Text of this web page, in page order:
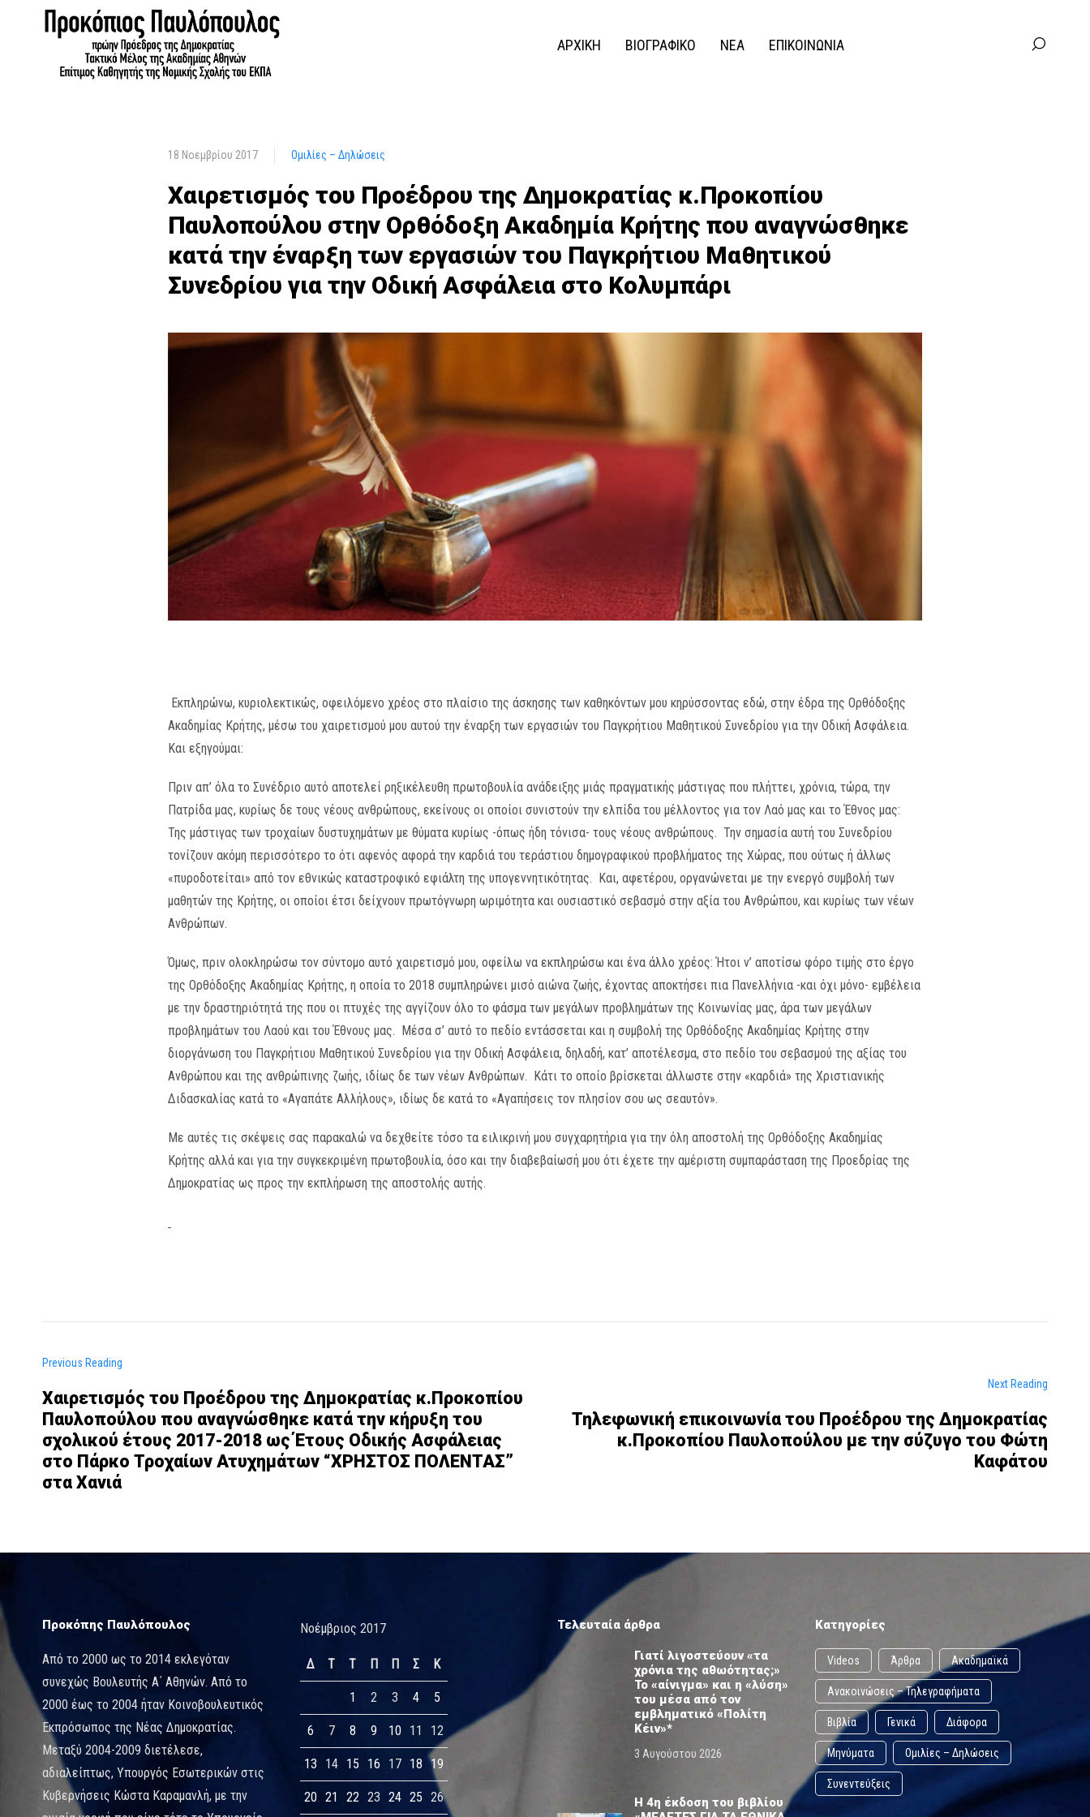
ΑΡΧΙΚΗ ΒΙΟΓΡΑΦΙΚΟ ΝΕΑ ΕΠΙΚΟΙΝΩΝΙΑ
18 Νοεμβρίου 2017 Ομιλίες – Δηλώσεις
Χαιρετισμός του Προέδρου της Δημοκρατίας κ.Προκοπίου
Παυλοπούλου στην Ορθόδοξη Ακαδημία Κρήτης που αναγνώσθηκε
κατά την έναρξη των εργασιών του Παγκρήτιου Μαθητικού
Συνεδρίου για την Οδική Ασφάλεια στο Κολυμπάρι
Εκπληρώνω, κυριολεκτικώς, οφειλόμενο χρέος στο πλαίσιο της άσκησης των καθηκόντων μου κηρύσσοντας εδώ, στην έδρα της Ορθόδοξης
Ακαδημίας Κρήτης, μέσω του χαιρετισμού μου αυτού την έναρξη των εργασιών του Παγκρήτιου Μαθητικού Συνεδρίου για την Οδική Ασφάλεια.
Και εξηγούμαι:
Πριν απ’ όλα το Συνέδριο αυτό αποτελεί ρηξικέλευθη πρωτοβουλία ανάδειξης μιάς πραγματικής μάστιγας που πλήττει, χρόνια, τώρα, την
Πατρίδα μας, κυρίως δε τους νέους ανθρώπους, εκείνους οι οποίοι συνιστούν την ελπίδα του μέλλοντος για τον Λαό μας και το Έθνος μας:
Της μάστιγας των τροχαίων δυστυχημάτων με θύματα κυρίως -όπως ήδη τόνισα- τους νέους ανθρώπους. Την σημασία αυτή του Συνεδρίου
τονίζουν ακόμη περισσότερο το ότι αφενός αφορά την καρδιά του τεράστιου δημογραφικού προβλήματος της Χώρας, που ούτως ή άλλως
«πυροδοτείται» από τον εθνικώς καταστροφικό εφιάλτη της υπογεννητικότητας. Και, αφετέρου, οργανώνεται με την ενεργό συμβολή των
μαθητών της Κρήτης, οι οποίοι έτσι δείχνουν πρωτόγνωρη ωριμότητα και ουσιαστικό σεβασμό στην αξία του Ανθρώπου, και κυρίως των νέων
Ανθρώπων.
Όμως, πριν ολοκληρώσω τον σύντομο αυτό χαιρετισμό μου, οφείλω να εκπληρώσω και ένα άλλο χρέος: Ήτοι ν’ αποτίσω φόρο τιμής στο έργο
της Ορθόδοξης Ακαδημίας Κρήτης, η οποία το 2018 συμπληρώνει μισό αιώνα ζωής, έχοντας αποκτήσει πια Πανελλήνια -και όχι μόνο- εμβέλεια
με την δραστηριότητά της που οι πτυχές της αγγίζουν όλο το φάσμα των μεγάλων προβλημάτων της Κοινωνίας μας, άρα των μεγάλων
προβλημάτων του Λαού και του Έθνους μας. Μέσα σ’ αυτό το πεδίο εντάσσεται και η συμβολή της Ορθόδοξης Ακαδημίας Κρήτης στην
διοργάνωση του Παγκρήτιου Μαθητικού Συνεδρίου για την Οδική Ασφάλεια, δηλαδή, κατ’ αποτέλεσμα, στο πεδίο του σεβασμού της αξίας του
Ανθρώπου και της ανθρώπινης ζωής, ιδίως δε των νέων Ανθρώπων. Κάτι το οποίο βρίσκεται άλλωστε στην «καρδιά» της Χριστιανικής
Διδασκαλίας κατά το «Αγαπάτε Αλλήλους», ιδίως δε κατά το «Αγαπήσεις τον πλησίον σου ως σεαυτόν».
Με αυτές τις σκέψεις σας παρακαλώ να δεχθείτε τόσο τα ειλικρινή μου συγχαρητήρια για την όλη αποστολή της Ορθόδοξης Ακαδημίας
Κρήτης αλλά και για την συγκεκριμένη πρωτοβουλία, όσο και την διαβεβαίωσή μου ότι έχετε την αμέριστη συμπαράσταση της Προεδρίας της
Δημοκρατίας ως προς την εκπλήρωση της αποστολής αυτής.
Previous Reading
Χαιρετισμός του Προέδρου της Δημοκρατίας κ.Προκοπίου
Παυλοπούλου που αναγνώσθηκε κατά την κήρυξη του
σχολικού έτους 2017-2018 ως Έτους Οδικής Ασφάλειας
στο Πάρκο Τροχαίων Ατυχημάτων “ΧΡΗΣΤΟΣ ΠΟΛΕΝΤΑΣ”
στα Χανιά
Next Reading
Τηλεφωνική επικοινωνία του Προέδρου της Δημοκρατίας
κ.Προκοπίου Παυλοπούλου με την σύζυγο του Φώτη
Καφάτου
Προκόπης Παυλόπουλος
Από το 2000 ως το 2014 εκλεγόταν
συνεχώς Βουλευτής Α΄ Αθηνών. Από το
2000 έως το 2004 ήταν Κοινοβουλευτικός
Εκπρόσωπος της Νέας Δημοκρατίας.
Μεταξύ 2004-2009 διετέλεσε,
αδιαλείπτως, Υπουργός Εσωτερικών στις
Κυβερνήσεις Κώστα Καραμανλή, με την
Νοέμβριος 2017
Δ Τ Τ Π Π Σ Κ
1 2 3 4 5
6 7 8 9 10 11 12
13 14 15 16 17 18 19
20 21 22 23 24 25 26
Τελευταία άρθρα
Γιατί λιγοστεύουν «τα
χρόνια της αθωότητας;»
Το «αίνιγμα» και η «λύση»
του μέσα από τον
εμβληματικό «Πολίτη
Κέιν»*
3 Αυγούστου 2026
Η 4η έκδοση του βιβλίου
Κατηγορίες
Videos Άρθρα Ακαδημαϊκά
Ανακοινώσεις – Τηλεγραφήματα
Βιβλία Γενικά Διάφορα
Μηνύματα Ομιλίες – Δηλώσεις
Συνεντεύξεις